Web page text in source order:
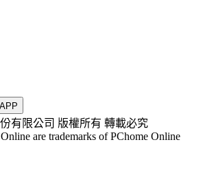
有限公司 版權所有 轉載必究
are trademarks of PChome Online